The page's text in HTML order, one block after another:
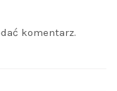
komentarz.